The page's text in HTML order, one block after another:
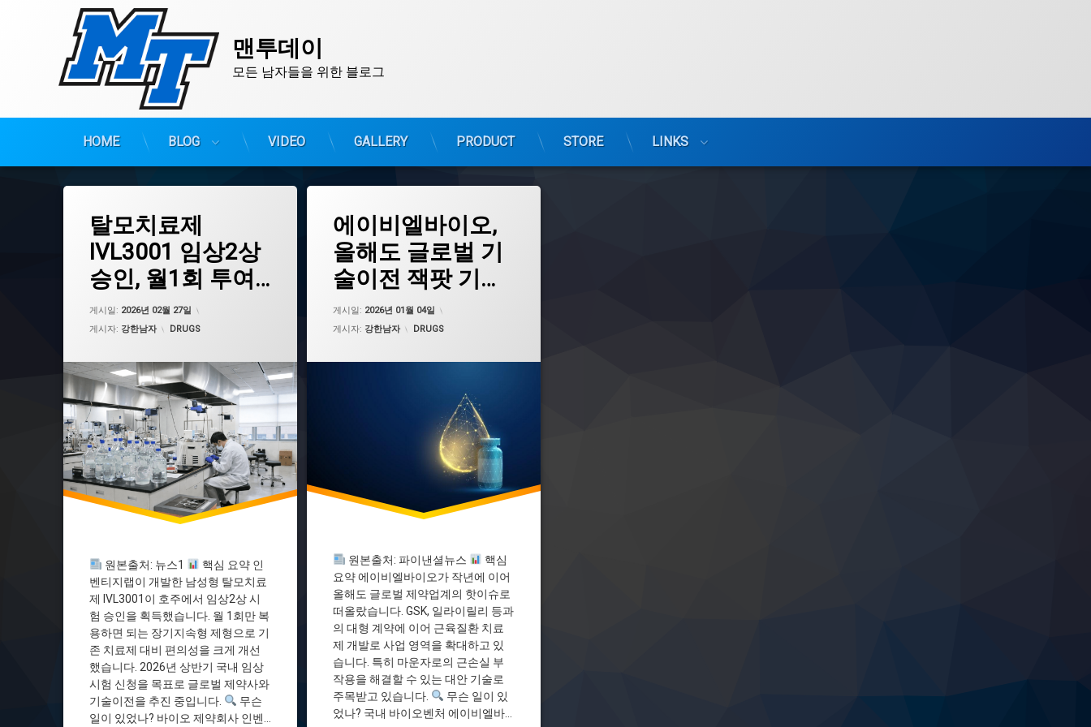
맨투데이
모든 남자들을 위한 블로그
HOME BLOG VIDEO GALLERY PRODUCT STORE LINKS
탈모치료제
IVL3001 임상2상
승인, 월1회 투여
로 편의성 혁신
게시일: 2026년 02월 27일
게시자: 강한남자 카테고리:
DRUGS
원본출처: 뉴스1
핵심 요약 인
벤티지랩이 개발한 남성형 탈모치료
제 IVL3001이 호주에서 임상2상 시
험 승인을 획득했습니다. 월 1회만 복
용하면 되는 장기지속형 제형으로 기
존 치료제 대비 편의성을 크게 개선
했습니다. 2026년 상반기 국내 임상
시험 신청을 목표로 글로벌 제약사와
기술이전을 추진 중입니다.
무슨
일이 있었나? 바이오 제약회사 인벤
IVL3001
글로벌임상
기술이전
남성형탈모
대웅제약
인벤티지랩
임상2상
장기지속형제형
탈모치료제
에이비엘바이오,
올해도 글로벌 기
술이전 잭팟 기대
되는 이유
게시일: 2026년 01월 04일
게시자: 강한남자 카테고리:
DRUGS
원본출처: 파이낸셜뉴스
핵심
요약 에이비엘바이오가 작년에 이어
올해도 글로벌 제약업계의 핫이슈로
떠올랐습니다. GSK, 일라이릴리 등과
의 대형 계약에 이어 근육질환 치료
제 개발로 사업 영역을 확대하고 있
습니다. 특히 마운자로의 근손실 부
작용을 해결할 수 있는 대안 기술로
주목받고 있습니다.
무슨 일이 있
었나? 국내 바이오벤처 에이비엘바
BBB셔틀
GSK
그랩바디B
기술이전